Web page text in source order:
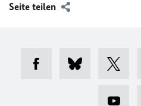
Seite teilen